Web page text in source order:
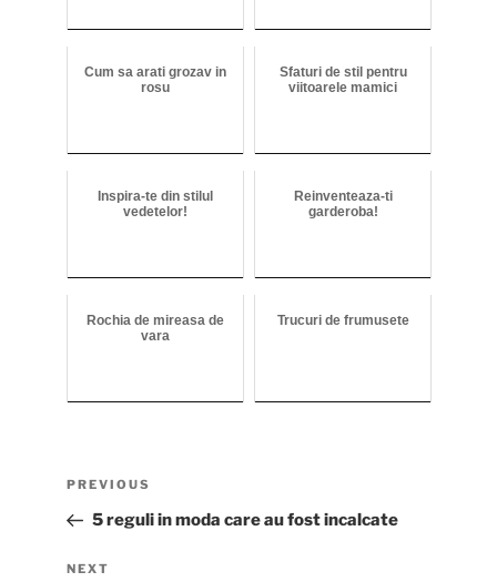
Cum sa arati grozav in
rosu
Sfaturi de stil pentru
viitoarele mamici
Inspira-te din stilul
vedetelor!
Reinventeaza-ti
garderoba!
Rochia de mireasa de
vara
Trucuri de frumusete
Previous
Post
PREVIOUS
5 reguli in moda care au fost incalcate
Next
NEXT